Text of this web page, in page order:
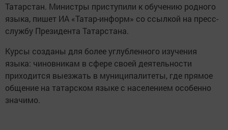
Татарстан. Министры приступили к обучению родного
языка, пишет ИА «Татар-информ» со ссылкой на пресс-
службу Президента Татарстана.
Курсы созданы для более углубленного изучения
языка: чиновникам в сфере своей деятельности
приходится выезжать в муниципалитеты, где прямое
общение на татарском языке с населением особенно
значимо.